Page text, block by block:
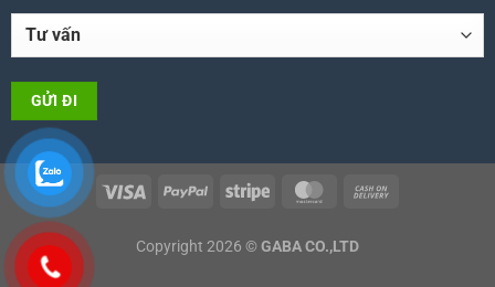
Copyright 2026 © GABA CO.,LTD